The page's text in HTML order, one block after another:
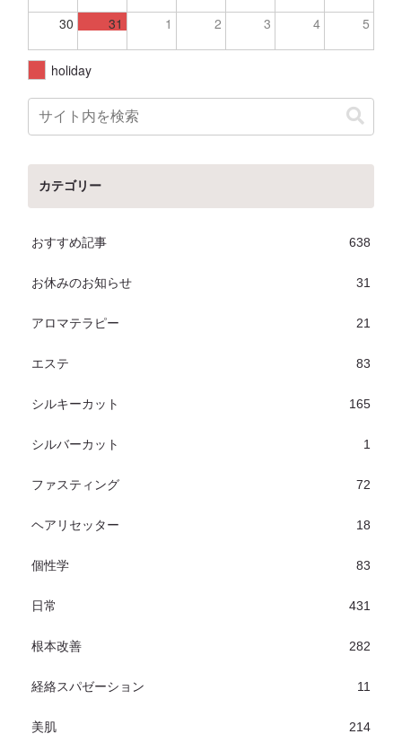
30 31 1 2 3 4 5
holiday
カテゴリー
おすすめ記事 638
お休みのお知らせ 31
アロマテラピー 21
エステ 83
シルキーカット 165
シルバーカット 1
ファスティング 72
ヘアリセッター 18
個性学 83
日常 431
根本改善 282
経絡スパゼーション 11
美肌 214